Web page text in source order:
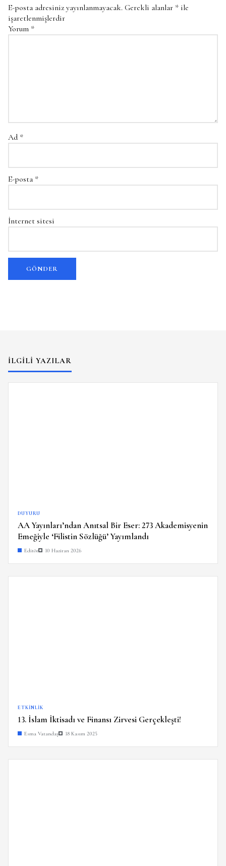
E-posta adresiniz yayınlanmayacak. Gerekli alanlar * ile
işaretlenmişlerdir
Yorum *
Ad *
E-posta *
İnternet sitesi
İLGILI YAZILAR
DUYURU
AA Yayınları’ndan Anıtsal Bir Eser: 273 Akademisyenin
Emeğiyle ‘Filistin Sözlüğü’ Yayımlandı
Editör 10 Haziran 2026
ETKINLIK
13. İslam İktisadı ve Finansı Zirvesi Gerçekleşti!
Esma Vatandaş 18 Kasım 2025